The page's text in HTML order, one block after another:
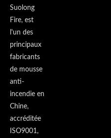
Suolong
Fire, est
l'un des
principaux
fabricants
de mousse
anti-
incendie en
Chine,
accréditée
ISO9001,